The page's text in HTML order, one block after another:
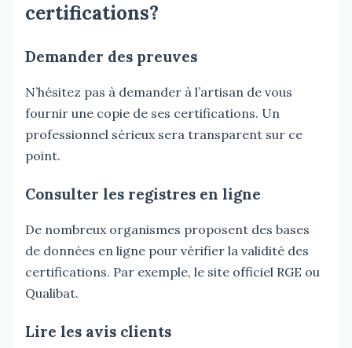
certifications?
Demander des preuves
N’hésitez pas à demander à l’artisan de vous
fournir une copie de ses certifications. Un
professionnel sérieux sera transparent sur ce
point.
Consulter les registres en ligne
De nombreux organismes proposent des bases
de données en ligne pour vérifier la validité des
certifications. Par exemple, le site officiel RGE ou
Qualibat.
Lire les avis clients